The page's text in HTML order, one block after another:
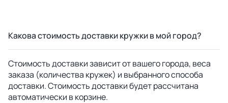
Какова стоимость доставки кружки в мой город?
Стоимость доставки зависит от вашего города, веса
заказа (количества кружек) и выбранного способа
доставки. Стоимость доставки будет рассчитана
автоматически в корзине.